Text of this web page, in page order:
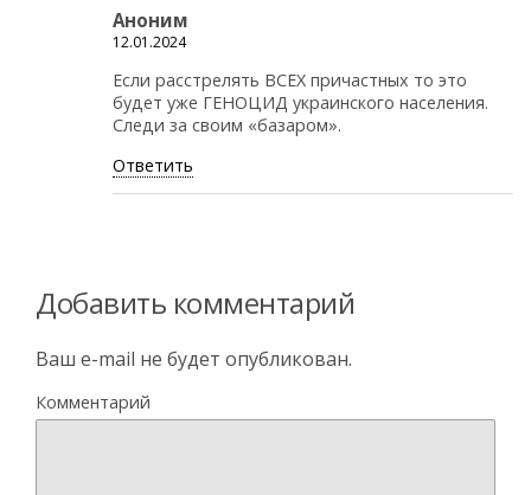
Аноним
12.01.2024
Если расстрелять ВСЕХ причастных то это
будет уже ГЕНОЦИД украинского населения.
Следи за своим «базаром».
Ответить
Добавить комментарий
Ваш e-mail не будет опубликован.
Комментарий